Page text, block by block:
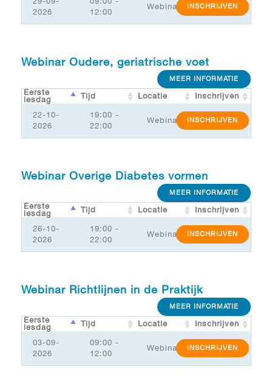
2026
12:00
Webinar INSCHRIJVEN
Webinar Oudere, geriatrische voet
MEER INFORMATIE
Eerste
lesdag
Tijd Locatie Inschrijven
22-10-
2026
19:00 -
22:00
Webinar INSCHRIJVEN
Webinar Overige Diabetes vormen
MEER INFORMATIE
Eerste
lesdag
Tijd Locatie Inschrijven
26-10-
2026
19:00 -
22:00
Webinar INSCHRIJVEN
Webinar Richtlijnen in de Praktijk
MEER INFORMATIE
Eerste
lesdag
Tijd Locatie Inschrijven
03-09-
2026
09:00 -
12:00
Webinar INSCHRIJVEN